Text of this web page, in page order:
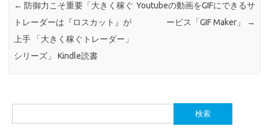
← 防御力こそ重要「大きく稼ぐ
トレーダーは『ロスカット』が
上手 「大きく稼ぐトレーダー」
シリーズ」 Kindle読書
Youtubeの動画をGIFにできるサ
ービス「GIF Maker」
→
索: